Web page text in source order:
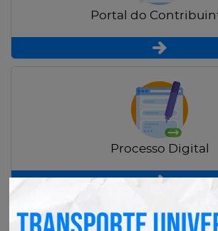
Portal do
Processo Digital